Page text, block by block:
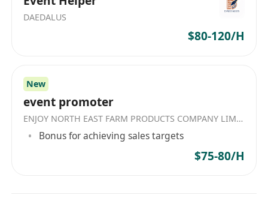
DAEDALUS
$80-120/H
New
event promoter
ENJOY NORTH EAST FARM PRODUCTS COMPANY LIMITED
Bonus for achieving sales targets
$75-80/H